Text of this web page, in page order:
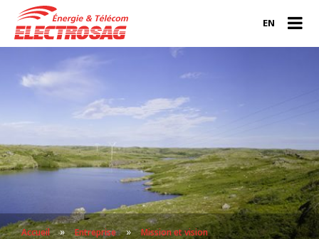
EN
Accueil » Entreprise » Mission et vision